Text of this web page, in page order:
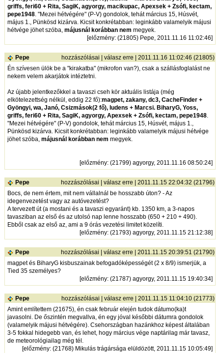
griffs, feri60 + Rita, SagiK, agyorgy, macikupac, Apexsek + Zsófi, kectam,
pepe1948. "Mezei hétvégére" (P-V) gondolok, tehát március 15, Húsvét,
május 1., Pünkösd kizárva. Kicsit konkrétabban: leginkább valamelyik májusi
hétvége jöhet szóba,májusnál korábban nem megyek.
[előzmény: (21805) Pepe, 2011.11.16 11:02:46]
Pepe hozzászólásai |válasz erre | 2011.11.16 11:02:46 (21805)
Én szívesen ülök be a "kirakatba" (mikrofon van?), csak a szállásfoglalást ne
nekem velem akarjátok intéztetni.
Az újabb jelentkezőkkel a tavaszi cseh kör aktuális listája (még
elkötelezettség nélkül, eddig 22 fő):magpet, zakany, dc3, CacheFinder +
Gyöngyi, wa, Janó, Csizmások(2 fő), ludens + Marcsi. BiharyG, Yoss,
griffs, feri60 + Rita, SagiK, agyorgy, Apexsek + Zsófi, kectam, pepe1948.
"Mezei hétvégére" (P-V) gondolok, tehát március 15, Húsvét, május 1.,
Pünkösd kizárva. Kicsit konkrétabban: leginkább valamelyik májusi hétvége
jöhet szóba,májusnál korábban nem megyek.
[előzmény: (21799) agyorgy, 2011.11.16 08:50:24]
Pepe hozzászólásai |válasz erre | 2011.11.15 22:04:32 (21796)
Bocs, de nem értem, mit nem vállalnál be hosszabb úton? - Az
idegenvezetést vagy az autóvezetést?
A tervezett út (a mostani és a tavaszi egyaránt) kb. 1350 km, a 3-napos
tavasziban az első és az utolsó nap lenne hosszabb (650 + 210 + 490).
Ebből csak az első az, ami a 9 órás vezetési limitet közelíti.
[előzmény: (21793) agyorgy, 2011.11.15 21:12:38]
Pepe hozzászólásai |válasz erre | 2011.11.15 20:39:51 (21790)
magpet és BiharyG kisbuszainak befogadóképességét (2 x 8/9) ismerjük, a
Tied 35 személyes?
[előzmény: (21787) agyorgy, 2011.11.15 19:40:34]
Pepe hozzászólásai |válasz erre | 2011.11.15 11:04:10 (21773)
Amint említettem (21675), én csak február elején tudok dátumo(ka)t
javasolni. De őszintén megvallva, én egy jóval későbbi dátumra gondolok
(valamelyik májusi hétvégére). Csehországban hazánkhoz képest általában
3-5 fokkal hidegebb van, és lehet, hogy március vége naptárilag már tavasz,
de meteorológiailag még tél.
[előzmény: (21768) Mikulás trágársága elüldözött, 2011.11.15 10:05:49]